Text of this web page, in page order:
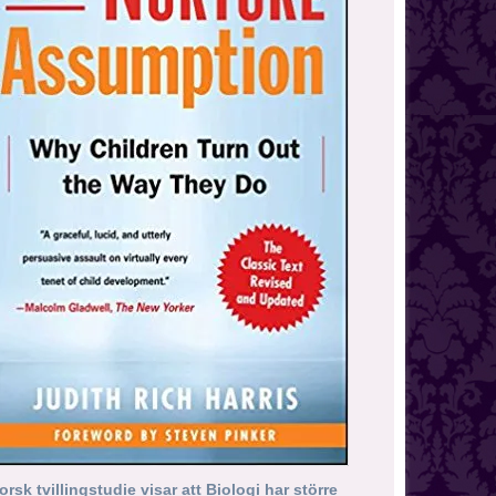
tvillingstudie visar att Biologi har större